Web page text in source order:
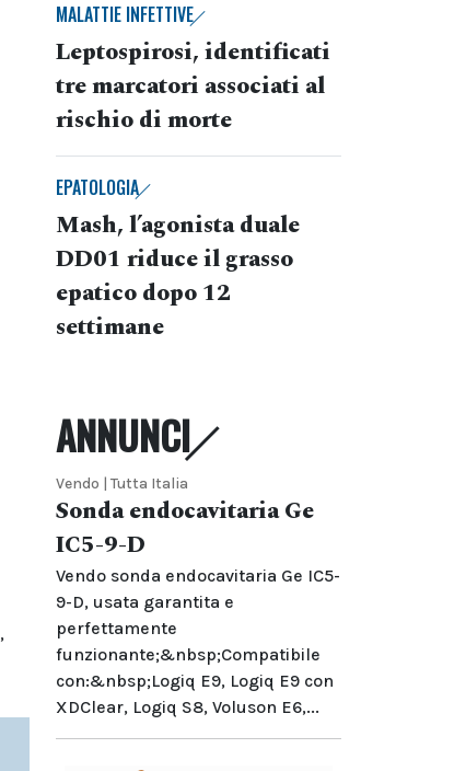
,
MALATTIE INFETTIVE
Leptospirosi, identificati
tre marcatori associati al
rischio di morte
EPATOLOGIA
Mash, l’agonista duale
DD01 riduce il grasso
epatico dopo 12
settimane
ANNUNCI
Vendo | Tutta Italia
Sonda endocavitaria Ge
IC5-9-D
Vendo sonda endocavitaria Ge IC5-
9-D, usata garantita e
perfettamente
funzionante;&nbsp;Compatibile
con:&nbsp;Logiq E9, Logiq E9 con
XDClear, Logiq S8, Voluson E6,...